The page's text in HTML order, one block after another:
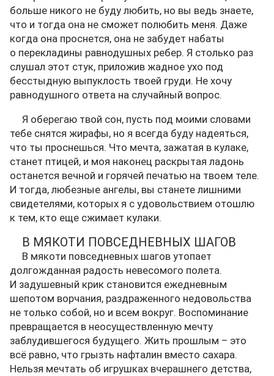
больше никого не буду любить, но вы ведь знаете,
что и тогда она не сможет полюбить меня. Даже
когда она проснется, она не забудет набаты
о перекладины равнодушных ребер. Я столько раз
слушал этот стук, приложив жадное ухо под
бесстыдную выпуклость твоей груди. Не хочу
равнодушного ответа на случайный вопрос.
Я оберегаю твой сон, пусть под моими словами
тебе снятся жирафы, но я всегда буду надеяться,
что ты проснешься. Что мечта, зажатая в кулаке,
станет птицей, и моя наконец раскрытая ладонь
останется вечной и горячей печатью на твоем теле.
И тогда, любезные ангелы, вы станете лишними
свидетелями, которых я с удовольствием отошлю
к тем, кто еще сжимает кулаки.
В МЯКОТИ ПОВСЕДНЕВНЫХ ШАГОВ
В мякоти повседневных шагов утопает
долгожданная радость невесомого полета.
И задушевный крик становится ежедневным
шепотом ворчания, раздраженного недовольства
не только собой, но и всем вокруг. Воспоминание
превращается в неосуществленную мечту
заблудившегося будущего. Жить прошлым – это
всё равно, что грызть нафталин вместо сахара.
Нельзя мечтать об игрушках вчерашнего детства,